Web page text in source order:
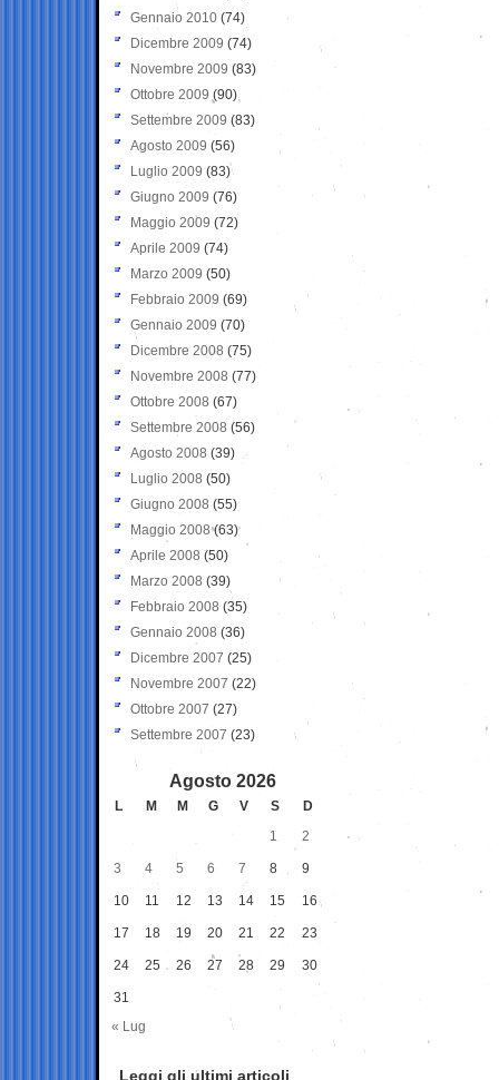
Gennaio 2010 (74)
Dicembre 2009 (74)
Novembre 2009 (83)
Ottobre 2009 (90)
Settembre 2009 (83)
Agosto 2009 (56)
Luglio 2009 (83)
Giugno 2009 (76)
Maggio 2009 (72)
Aprile 2009 (74)
Marzo 2009 (50)
Febbraio 2009 (69)
Gennaio 2009 (70)
Dicembre 2008 (75)
Novembre 2008 (77)
Ottobre 2008 (67)
Settembre 2008 (56)
Agosto 2008 (39)
Luglio 2008 (50)
Giugno 2008 (55)
Maggio 2008(63)
Aprile 2008 (50)
Marzo 2008 (39)
Febbraio 2008 (35)
Gennaio 2008 (36)
Dicembre 2007 (25)
Novembre 2007 (22)
Ottobre 2007 (27)
Settembre 2007 (23)
Agosto 2026
L M M G V S
D
1
2
3 4 5 6 7 8 9
10 11 12 13 14 15 16
17 18 19 20 21 22 23
24 25 26 27 28 29 30
31
« Lug
Leggi gli ultimi articoli